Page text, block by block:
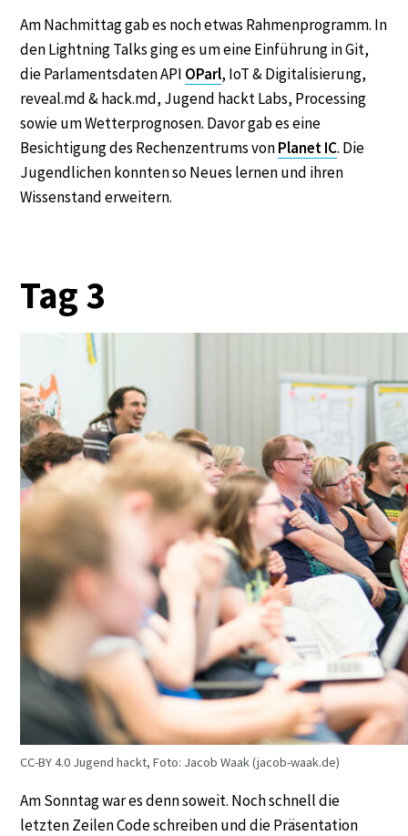
Am Nachmittag gab es noch etwas Rahmenprogramm. In
den Lightning Talks ging es um eine Einführung in Git,
die Parlamentsdaten API OParl, IoT & Digitalisierung,
reveal.md & hack.md, Jugend hackt Labs, Processing
sowie um Wetterprognosen. Davor gab es eine
Besichtigung des Rechenzentrums vonPlanet IC. Die
Jugendlichen konnten so Neues lernen und ihren
Wissenstand erweitern.
Tag 3
CC-BY 4.0 Jugend hackt, Foto: Jacob Waak (jacob-waak.de)
Am Sonntag war es denn soweit. Noch schnell die
letzten Zeilen Code schreiben und die Präsentation